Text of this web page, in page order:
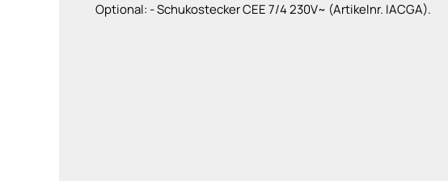
Optional: - Schukostecker CEE 7/4 230V~ (Artikelnr. IACGA).